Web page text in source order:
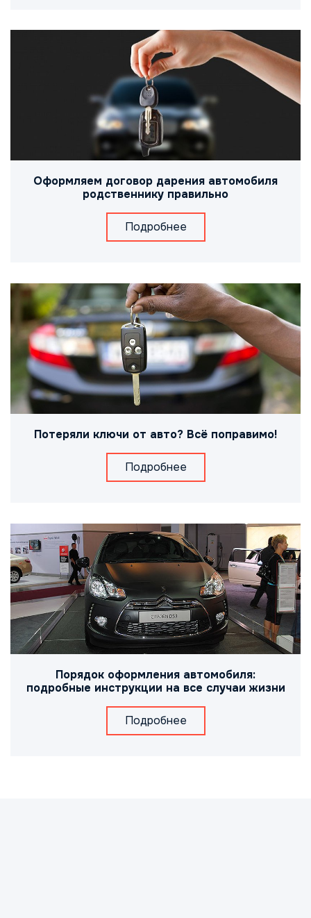
Оформляем договор дарения автомобиля
родственнику правильно
Подробнее
Потеряли ключи от авто? Всё поправимо!
Подробнее
Порядок оформления автомобиля:
подробные инструкции на все случаи жизни
Подробнее